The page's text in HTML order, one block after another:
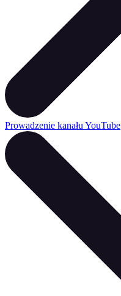
Prowadzenie kanału YouTube